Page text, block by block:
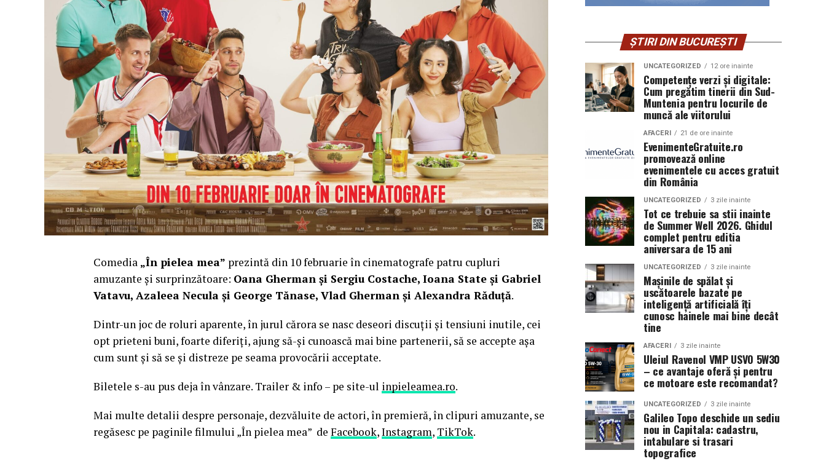
Comedia „În pielea mea” prezintă din 10 februarie în cinematografe patru cupluri
amuzante și surprinzătoare: Oana Gherman și Sergiu Costache, Ioana State și Gabriel
Vatavu, Azaleea Necula și George Tănase, Vlad Gherman și Alexandra Răduță.
Dintr-un joc de roluri aparente, în jurul cărora se nasc deseori discuții și tensiuni inutile, cei
opt prieteni buni, foarte diferiți, ajung să-și cunoască mai bine partenerii, să se accepte așa
cum sunt și să se și distreze pe seama provocării acceptate.
Biletele s-au pus deja în vânzare. Trailer & info – pe site-ul inpieleamea.ro.
Mai multe detalii despre personaje, dezvăluite de actori, în premieră, în clipuri amuzante, se
regăsesc pe paginile filmului „În pielea mea” de Facebook,Instagram, TikTok.
ȘTIRI DIN BUCUREȘTI
UNCATEGORIZED 12 ore inainte
Competențe verzi și digitale:
Cum pregătim tinerii din Sud-
Muntenia pentru locurile de
muncă ale viitorului
AFACERI 21 de ore inainte
EvenimenteGratuite.ro
promovează online
evenimentele cu acces gratuit
din România
UNCATEGORIZED 3 zile inainte
Tot ce trebuie sa stii inainte
de Summer Well 2026. Ghidul
complet pentru editia
aniversara de 15 ani
UNCATEGORIZED 3 zile inainte
Mașinile de spălat și
uscătoarele bazate pe
inteligență artificială îți
cunosc hainele mai bine decât
tine
AFACERI 3 zile inainte
Uleiul Ravenol VMP USVO 5W30
– ce avantaje oferă și pentru
ce motoare este recomandat?
UNCATEGORIZED 3 zile inainte
Galileo Topo deschide un sediu
nou in Capitala: cadastru,
intabulare si trasari
topografice